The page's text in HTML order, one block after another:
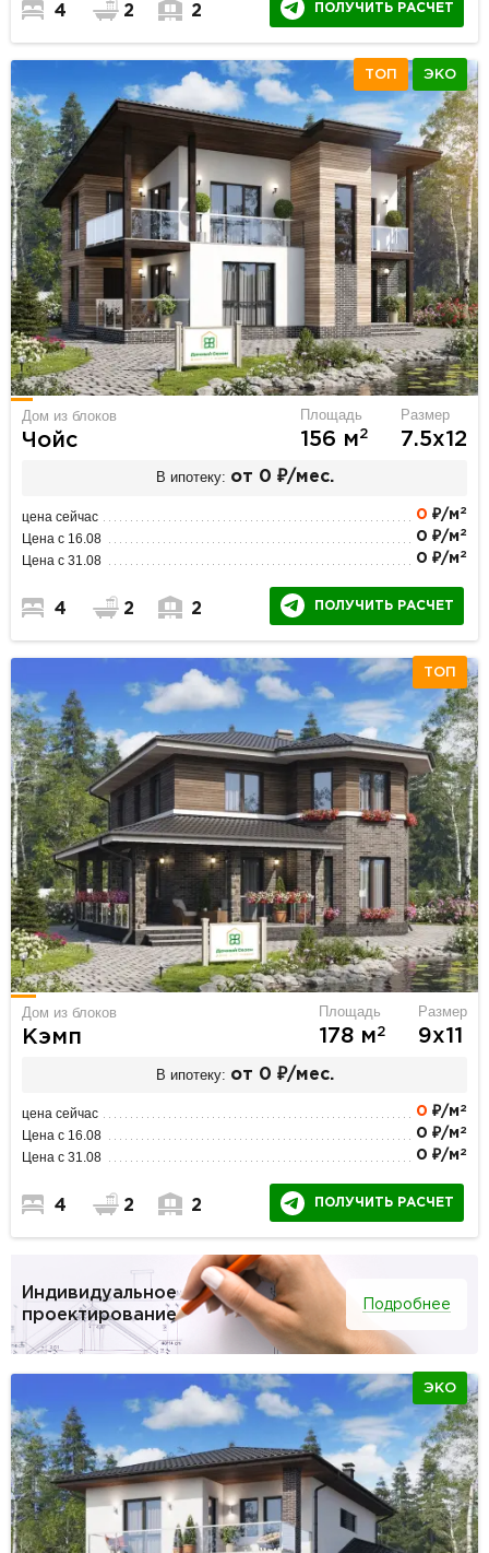
4 2 2 ПОЛУЧИТЬ РАСЧЕТ
ТОП ЭКО
Дом из блоков
Чойс
Площадь
156 м2
Размер
7.5х12
В ипотеку: от 0 ₽/мес.
цена сейчас 0 ₽/м 2
Цена с 16.08 0 ₽/м 2
Цена с 31.08 0 ₽/м 2
4 2 2 ПОЛУЧИТЬ РАСЧЕТ
ТОП
Дом из блоков
Кэмп
Площадь
178 м2
Размер
9х11
В ипотеку: от 0 ₽/мес.
цена сейчас 0 ₽/м 2
Цена с 16.08 0 ₽/м 2
Цена с 31.08 0 ₽/м 2
4 2 2 ПОЛУЧИТЬ РАСЧЕТ
Индивидуальное
проектирование
Подробнее
ЭКО